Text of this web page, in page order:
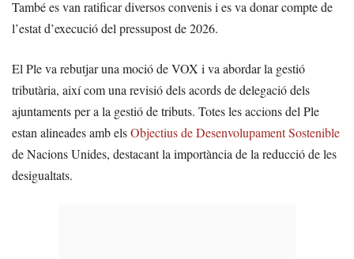
També es van ratificar diversos convenis i es va donar compte de
l’estat d’execució del pressupost de 2026.
El Ple va rebutjar una moció de VOX i va abordar la gestió
tributària, així com una revisió dels acords de delegació dels
ajuntaments per a la gestió de tributs. Totes les accions del Ple
estan alineades amb elsObjectius de Desenvolupament Sostenible
de Nacions Unides, destacant la importància de la reducció de les
desigualtats.